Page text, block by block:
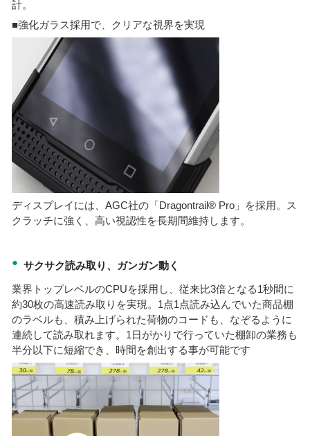
計。
■強化ガラス採用で、クリアな視界を実現
ディスプレイには、AGC社の「Dragontrail® Pro」を採用。ス
クラッチに強く、高い視認性を長期間維持します。
● サクサク読み取り、ガンガン動く
業界トップレベルのCPUを採用し、従来比3倍となる1秒間に
約30枚の高速読み取りを実現。1点1点読み込んでいた商品棚
のラベルも、積み上げられた荷物のコードも、なぞるように
連続して読み取れます。1日がかりで行っていた棚卸の業務も
半分以下に短縮でき、時間を創出する事が可能です